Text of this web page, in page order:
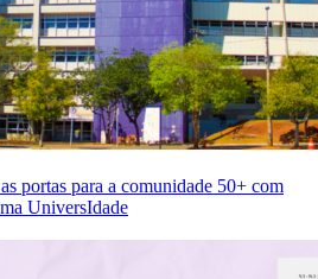
portas para a comunidade 50+ com
UniversIdade